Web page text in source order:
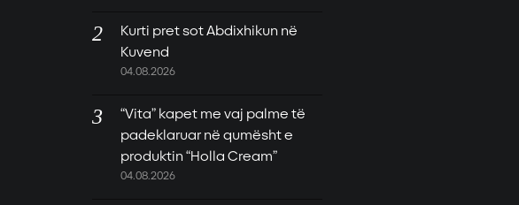
Kurti pret sot Abdixhikun në
Kuvend
04.08.2026
“Vita” kapet me vaj palme të
padeklaruar në qumësht e
produktin “Holla Cream”
04.08.2026